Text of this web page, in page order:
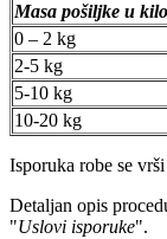
Masa pošiljke u
0 – 2 kg
2-5 kg
5-10 kg
10-20 kg
Isporuka robe se vrši
Detaljan opis
"Uslovi isporuke".